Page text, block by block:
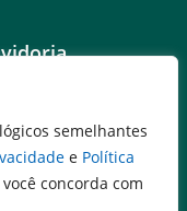
semelhantes
e Política
concorda com
ao Cidadão